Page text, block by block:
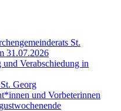
St.
31.07.2026
Verabschiedung in
Georg
und Vorbeterinnen